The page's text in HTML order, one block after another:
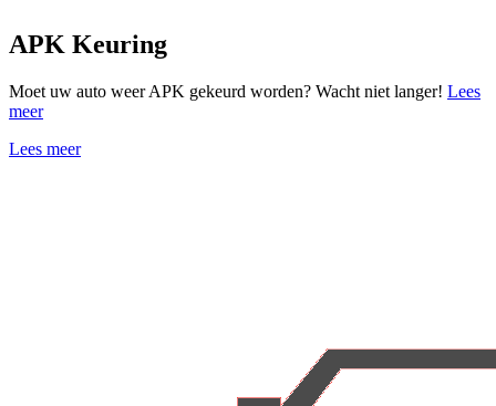
APK Keuring
Moet uw auto weer APK gekeurd worden? Wacht niet langer! Lees
meer
Lees meer